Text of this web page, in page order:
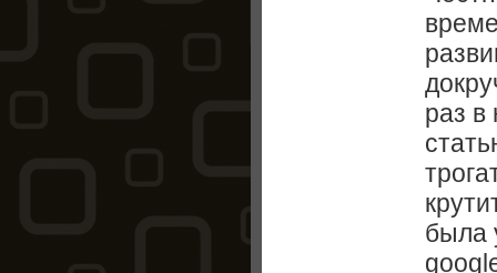
раз в
была